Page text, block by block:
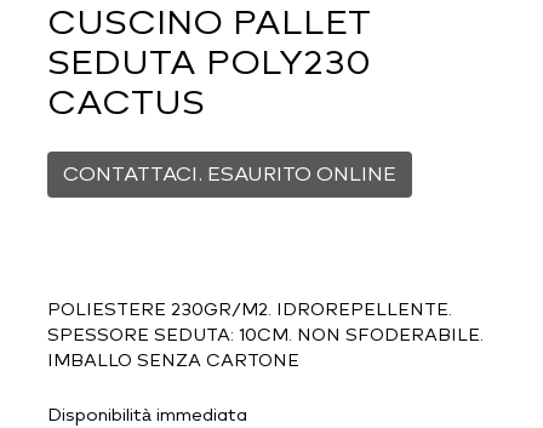
CUSCINO PALLET
SEDUTA POLY230
CACTUS
CONTATTACI. ESAURITO ONLINE
POLIESTERE 230GR/M2. IDROREPELLENTE.
SPESSORE SEDUTA: 10CM. NON SFODERABILE.
IMBALLO SENZA CARTONE
Disponibilità immediata